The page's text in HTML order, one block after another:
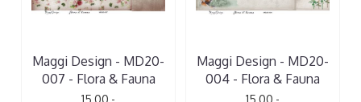
Maggi Design - MD20-
007 - Flora & Fauna
15,00,-
Maggi Design - MD20-
004 - Flora & Fauna
15,00,-